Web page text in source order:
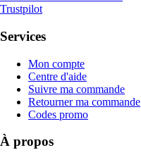
Trustpilot
Services
Mon compte
Centre d'aide
Suivre ma commande
Retourner ma commande
Codes promo
À propos